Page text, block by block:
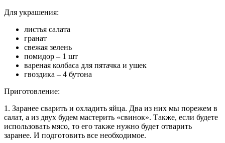
Для украшения:
листья салата
гранат
свежая зелень
помидор – 1 шт
вареная колбаса для пятачка и ушек
гвоздика – 4 бутона
Приготовление:
1. Заранее сварить и охладить яйца. Два из них мы порежем в
салат, а из двух будем мастерить «свинок». Также, если будете
использовать мясо, то его также нужно будет отварить
заранее. И подготовить все необходимое.